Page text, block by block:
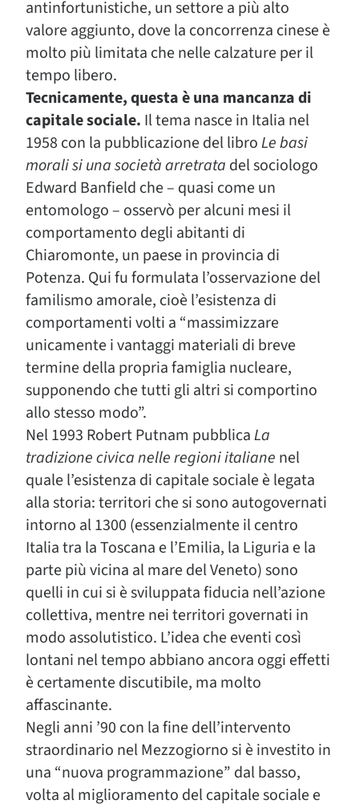
antinfortunistiche, un settore a più alto
valore aggiunto, dove la concorrenza cinese è
molto più limitata che nelle calzature per il
tempo libero.
Tecnicamente, questa è una mancanza di
capitale sociale. Il tema nasce in Italia nel
1958 con la pubblicazione del libroLe basi
morali si una società arretrata del sociologo
Edward Banfield che – quasi come un
entomologo – osservò per alcuni mesi il
comportamento degli abitanti di
Chiaromonte, un paese in provincia di
Potenza. Qui fu formulata l’osservazione del
familismo amorale, cioè l’esistenza di
comportamenti volti a “massimizzare
unicamente i vantaggi materiali di breve
termine della propria famiglia nucleare,
supponendo che tutti gli altri si comportino
allo stesso modo”.
Nel 1993 Robert Putnam pubblicaLa
tradizione civica nelle regioni italiane nel
quale l’esistenza di capitale sociale è legata
alla storia: territori che si sono autogovernati
intorno al 1300 (essenzialmente il centro
Italia tra la Toscana e l’Emilia, la Liguria e la
parte più vicina al mare del Veneto) sono
quelli in cui si è sviluppata fiducia nell’azione
collettiva, mentre nei territori governati in
modo assolutistico. L’idea che eventi così
lontani nel tempo abbiano ancora oggi effetti
è certamente discutibile, ma molto
affascinante.
Negli anni ’90 con la fine dell’intervento
straordinario nel Mezzogiorno si è investito in
una “nuova programmazione” dal basso,
volta al miglioramento del capitale sociale e